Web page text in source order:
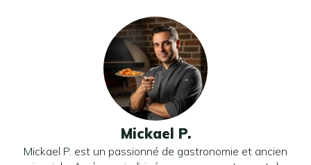
Mickael P.
Mickael P. est un passionné de gastronomie et ancien